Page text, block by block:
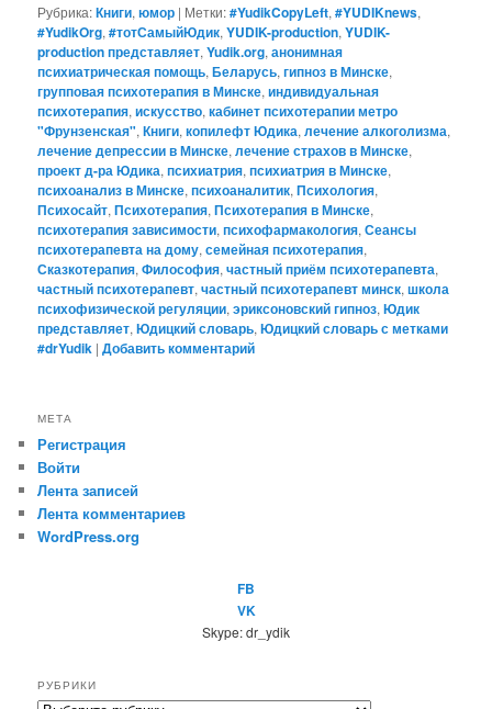
Рубрика:Книги,юмор | Метки:#YudikCopyLeft,#YUDIKnews,
#YudikOrg,#тотСамыйЮдик,YUDIK-production,YUDIK-
production представляет,Yudik.org,анонимная
психиатрическая помощь,Беларусь,гипноз в Минске,
групповая психотерапия в Минске,индивидуальная
психотерапия,искусство,кабинет психотерапии метро
"Фрунзенская",Книги,копилефт Юдика,лечение алкоголизма,
лечение депрессии в Минске,лечение страхов в Минске,
проект д-ра Юдика,психиатрия,психиатрия в Минске,
психоанализ в Минске,психоаналитик,Психология,
Психосайт,Психотерапия,Психотерапия в Минске,
психотерапия зависимости,психофармакология,Сеансы
психотерапевта на дому,семейная психотерапия,
Сказкотерапия,Философия,частный приём психотерапевта,
частный психотерапевт,частный психотерапевт минск,школа
психофизической регуляции,эриксоновский гипноз,Юдик
представляет,Юдицкий словарь,Юдицкий словарь с метками
#‎drYudik |Добавить комментарий
МЕТА
Регистрация
Войти
Лента записей
Лента комментариев
WordPress.org
FB
VK
Skype: dr_ydik
РУБРИКИ